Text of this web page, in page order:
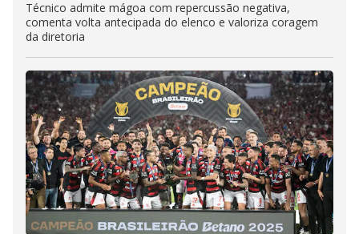
Técnico admite mágoa com repercussão negativa,
comenta volta antecipada do elenco e valoriza coragem
da diretoria